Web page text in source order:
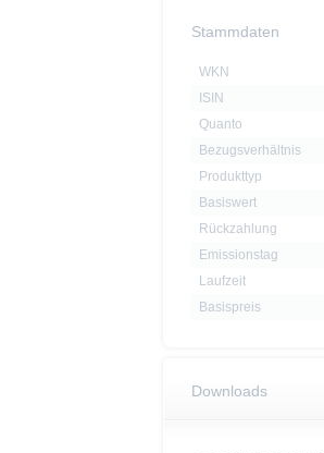
Stammdaten
WKN
ISIN
Quanto
Bezugsverhältnis
Produkttyp
Basiswert
Rückzahlung
Emissionstag
Laufzeit
Basispreis
Downloads